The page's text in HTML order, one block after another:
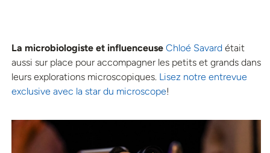
La microbiologiste et influenceuse Chloé Savard était
aussi sur place pour accompagner les petits et grands dans
leurs explorations microscopiques. Lisez notre entrevue
exclusive avec la star du microscope!